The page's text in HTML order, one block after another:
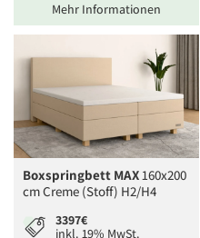
Mehr Informationen
Boxspringbett MAX160x200
cm Creme (Stoff) H2/H4
3397€
inkl. 19% MwSt.